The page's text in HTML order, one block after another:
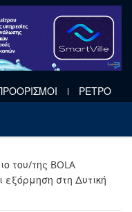
ΡΕΤΡΟ
του/της BOLA
στη Δυτική